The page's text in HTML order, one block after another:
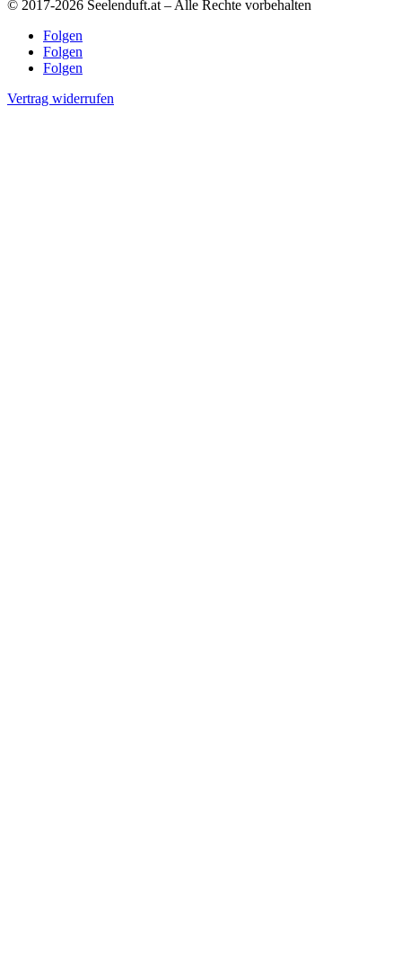
© 2017-2026 Seelenduft.at – Alle Rechte vorbehalten
Folgen
Folgen
Folgen
Vertrag widerrufen